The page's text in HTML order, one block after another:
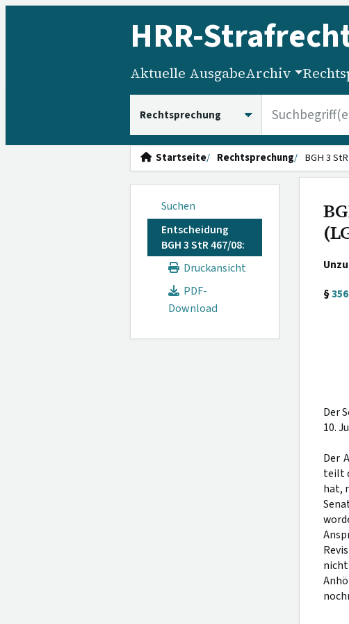
HRR-
Aktuelle AusgabeArchiv
Startseite Rechtsprechung BGH 3
Suchen
Entscheidung
BGH 3 StR 467/08:
Druckansicht
PDF-
Download
§
Der
10.
Der
teilt
hat,